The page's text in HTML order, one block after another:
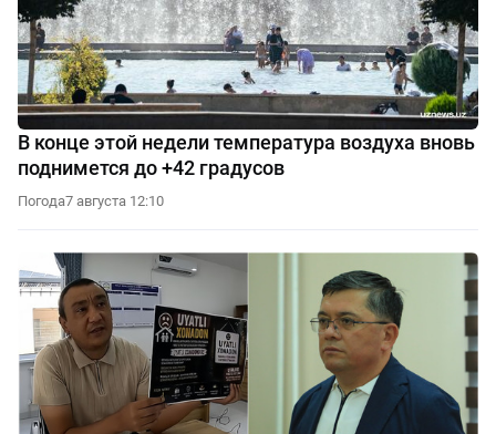
В конце этой недели температура воздуха вновь
поднимется до +42 градусов
Погода7 августа 12:10